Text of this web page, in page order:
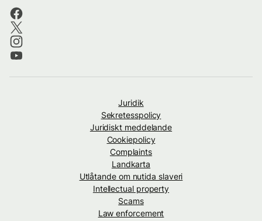
Juridik
Sekretesspolicy
Juridiskt meddelande
Cookiepolicy
Complaints
Landkarta
Utlåtande om nutida slaveri
Intellectual property
Scams
Law enforcement